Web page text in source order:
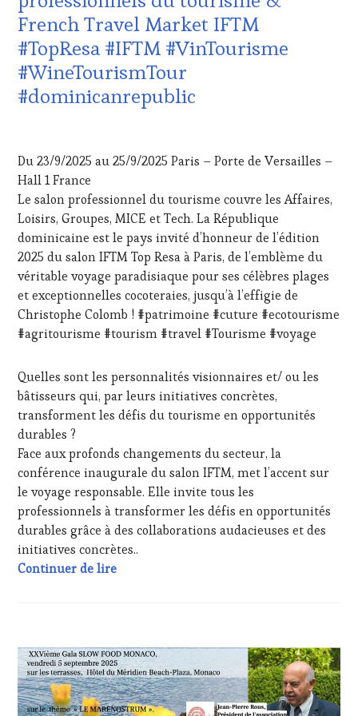
DE
LA
HAUTE
GASTRONOMIE
FRANÇAISE
INVITATIONS
&
TASTING
JEU ,
MASTERCLASS,
MÉDIAS,
PRESSE
ÉCRITE,
RADIO,
TV,
WEB,
OENOTOURISME,
PARTENAIRES
VIN
TOURISME
TERROIR ,
RESTAURATEUR,
CUISINIER,
ŒNOLOGUE,
SOMMELIER,
SALONS
INTERNATIONAUX,
TASTING
MOVIE,
VIGNOBLES,
WINE
TASTING
WINE
TOURISM
TOUR,
WINE
TOURISM
French Travel Market IFTM
#TopResa #IFTM #VinTourisme
#WineTourismTour
#dominicanrepublic
2025
Du 23/9/2025 au 25/9/2025 Paris – Porte de Versailles –
Hall 1 France
Le salon professionnel du tourisme couvre les Affaires,
Loisirs, Groupes, MICE et Tech. La République
dominicaine est le pays invité d’honneur de l’édition
2025 du salon IFTM Top Resa à Paris, de l’emblème du
véritable voyage paradisiaque pour ses célèbres plages
et exceptionnelles cocoteraies, jusqu’à l’effigie de
Christophe Colomb ! #patrimoine #cuture #ecotourisme
#agritourisme #tourism #travel #Tourisme #voyage
Quelles sont les personnalités visionnaires et/ ou les
bâtisseurs qui, par leurs initiatives concrètes,
transforment les défis du tourisme en opportunités
durables ?
Face aux profonds changements du secteur, la
conférence inaugurale du salon IFTM, met l’accent sur
le voyage responsable. Elle invite tous les
professionnels à transformer les défis en opportunités
durables grâce à des collaborations audacieuses et des
initiatives concrètes..
Continuer de lireSave the date du 23/9/2025 au 25/9/
CLUB
:
WINE
TASTING